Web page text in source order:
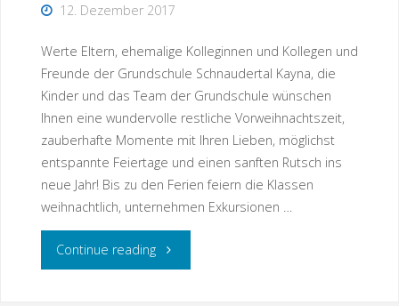
12. Dezember 2017
Werte Eltern, ehemalige Kolleginnen und Kollegen und
Freunde der Grundschule Schnaudertal Kayna, die
Kinder und das Team der Grundschule wünschen
Ihnen eine wundervolle restliche Vorweihnachtszeit,
zauberhafte Momente mit Ihren Lieben, möglichst
entspannte Feiertage und einen sanften Rutsch ins
neue Jahr! Bis zu den Ferien feiern die Klassen
weihnachtlich, unternehmen Exkursionen …
Continue reading"Jetzt